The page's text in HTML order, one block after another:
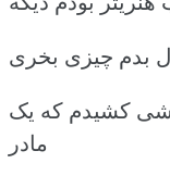
کشیدم که یک
مادر